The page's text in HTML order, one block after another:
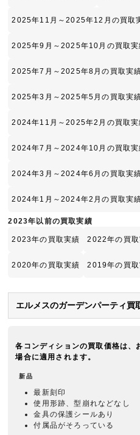
2025年11月～2025年12月の買取
2025年9月～2025年10月の買取実
2025年7月～2025年8月の買取実
2025年3月～2025年5月の買取実
2024年11月～2025年2月の買取実
2024年7月～2024年10月の買取実
2024年3月～2024年6月の買取実
2024年1月～2024年2月の買取実
2023年以前の買取実績
2023年の買取実績 2022年の買取
2020年の買取実績 2019年の買取
エルメスのガーデンパーティ買
各コンディションの買取価格は、
場合に適用されます。
新品
最新刻印
使用形跡、型崩れなどなし
金具の保護シールあり
付属品がそろっている